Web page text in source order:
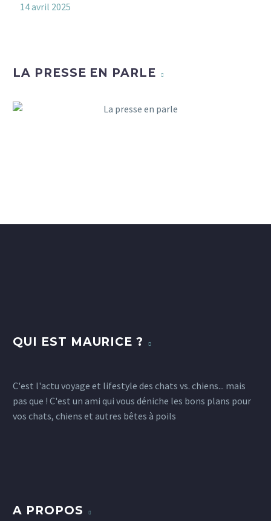
14 avril 2025
LA PRESSE EN PARLE
QUI EST MAURICE ?
C'est l'actu voyage et lifestyle des chats vs. chiens... mais
pas que ! C'est un ami qui vous déniche les bons plans pour
vos chats, chiens et autres bêtes à poils
A PROPOS